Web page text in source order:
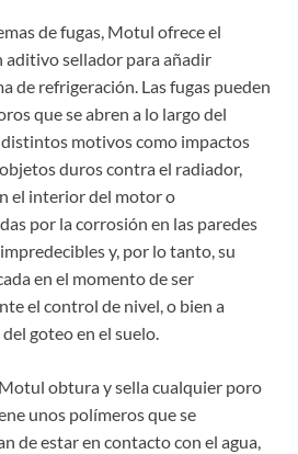
de fugas, Motul ofrece el
aditivo sellador para añadir
de refrigeración. Las fugas pueden
que se abren a lo largo del
motivos como impactos
duros contra el radiador,
el interior del motor o
por la corrosión en las paredes
y, por lo tanto, su
en el momento de ser
el control de nivel, o bien a
goteo en el suelo.
obtura y sella cualquier poro
unos polímeros que se
de estar en contacto con el agua,